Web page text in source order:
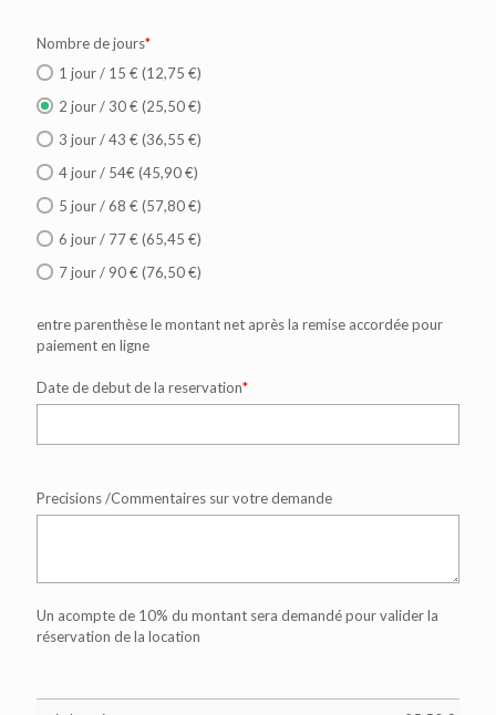
Nombre de jours*
1 jour / 15 € (12,75 €)
2 jour / 30 € (25,50 €)
3 jour / 43 € (36,55 €)
4 jour / 54€ (45,90 €)
5 jour / 68 € (57,80 €)
6 jour / 77 € (65,45 €)
7 jour / 90 € (76,50 €)
entre parenthèse le montant net après la remise accordée pour
paiement en ligne
Date de debut de la reservation*
Precisions /Commentaires sur votre demande
Un acompte de 10% du montant sera demandé pour valider la
réservation de la location